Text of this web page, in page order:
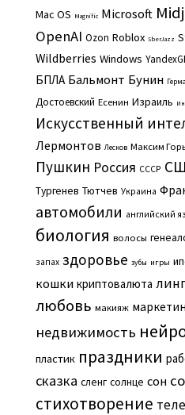
Mac OS Magnific Microsoft
OpenAI Ozon Roblox SberJazz
Wildberries Windows
БПЛА Бальмонт Бунин
Достоевский Есенин Израиль
Искусственный
Лермонтов Лесков Максим
Пушкин Россия СССР
Тургенев Тютчев Украина
автомобили английский
биология волосы
запах здоровье зубы игры
кошки криптовалюта
любовь макияж
недвижимость
пластик праздники
сказка сленг солнце сон
стихотворение